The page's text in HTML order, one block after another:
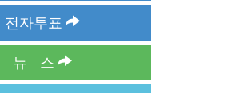
전자투표
뉴 스